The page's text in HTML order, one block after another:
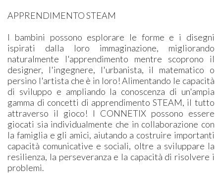
APPRENDIMENTO STEAM
I bambini possono esplorare le forme e i disegni
ispirati dalla loro immaginazione, migliorando
naturalmente l'apprendimento mentre scoprono il
designer, l'ingegnere, l'urbanista, il matematico o
persino l'artista che è in loro! Alimentando le capacità
di sviluppo e ampliando la conoscenza di un'ampia
gamma di concetti di apprendimento STEAM, il tutto
attraverso il gioco! I CONNETIX possono essere
giocati sia individualmente che in collaborazione con
la famiglia e gli amici, aiutando a costruire importanti
capacità comunicative e sociali, oltre a sviluppare la
resilienza, la perseveranza e la capacità di risolvere i
problemi.